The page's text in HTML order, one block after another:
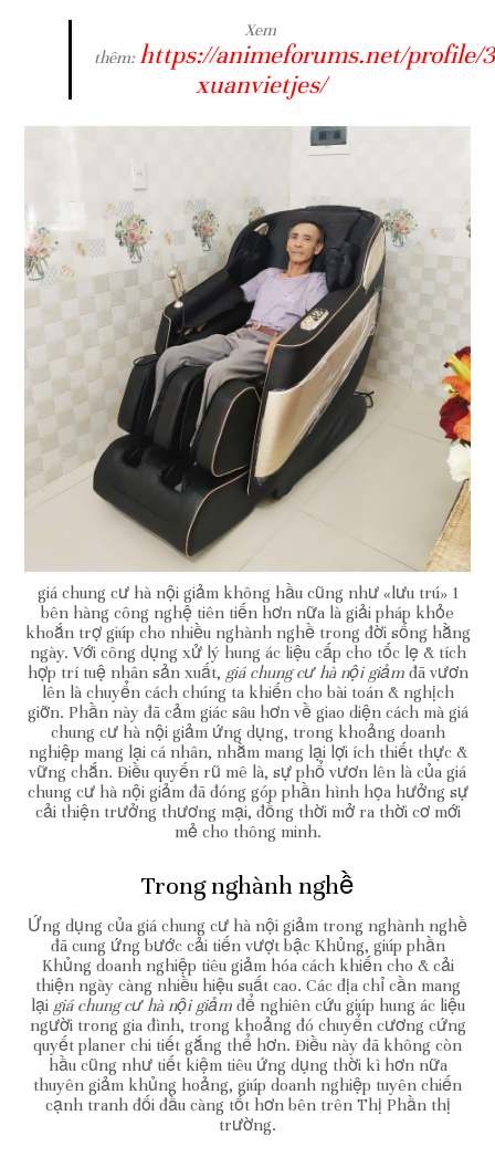
Xem
thêm: https://animeforums.net/profile/
xuanvietjes/
giá chung cư hà nội giảm không hầu cũng như «lưu trú» 1
bên hàng công nghệ tiên tiến hơn nữa là giải pháp khỏe
khoắn trợ giúp cho nhiều nghành nghề trong đời sống hằng
ngày. Với công dụng xử lý hung ác liệu cấp cho tốc lẹ & tích
hợp trí tuệ nhân sản xuất, giá chung cư hà nội giảmđã vươn
lên là chuyển cách chúng ta khiến cho bài toán & nghịch
giỡn. Phần này đã cảm giác sâu hơn về giao diện cách mà giá
chung cư hà nội giảm ứng dụng, trong khoảng doanh
nghiệp mang lại cá nhân, nhằm mang lại lợi ích thiết thực &
vững chắn. Điều quyến rũ mê là, sự phổ vươn lên là của giá
chung cư hà nội giảm đã đóng góp phần hình họa hưởng sự
cải thiện trưởng thương mại, đồng thời mở ra thời cơ mới
mẻ cho thông minh.
Trong nghành nghề
Ứng dụng của giá chung cư hà nội giảm trong nghành nghề
đã cung ứng bước cải tiến vượt bậc Khủng, giúp phần
Khủng doanh nghiệp tiêu giảm hóa cách khiến cho & cải
thiện ngày càng nhiều hiệu suất cao. Các địa chỉ cần mang
lại giá chung cư hà nội giảmđể nghiên cứu giúp hung ác liệu
người trong gia đình, trong khoảng đó chuyển cương cứng
quyết planer chi tiết gắng thể hơn. Điều này đã không còn
hầu cũng như tiết kiệm tiêu ứng dụng thời kì hơn nữa
thuyên giảm khủng hoảng, giúp doanh nghiệp tuyên chiến
cạnh tranh đối đầu càng tốt hơn bên trên Thị Phần thị
trường.